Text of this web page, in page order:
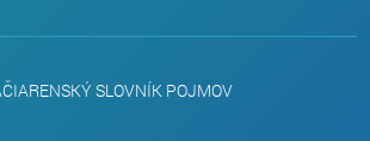
SLOVNÍK POJMOV